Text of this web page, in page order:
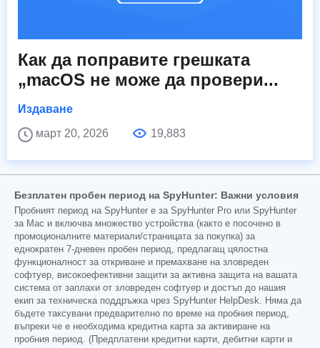
Как да поправите грешката
„macOS не може да провери...
Издаване
март 20, 2026
19,883
Безплатен пробен период на SpyHunter: Важни условия
Пробният период на SpyHunter е за SpyHunter Pro или SpyHunter
за Mac и включва множество устройства (както е посочено в
промоционалните материали/страницата за покупка) за
еднократен 7-дневен пробен период, предлагащ цялостна
функционалност за откриване и премахване на зловреден
софтуер, високоефективни защити за активна защита на вашата
система от заплахи от зловреден софтуер и достъп до нашия
екип за техническа поддръжка чрез SpyHunter HelpDesk. Няма да
бъдете таксувани предварително по време на пробния период,
въпреки че е необходима кредитна карта за активиране на
пробния период. (Предплатени кредитни карти, дебитни карти и